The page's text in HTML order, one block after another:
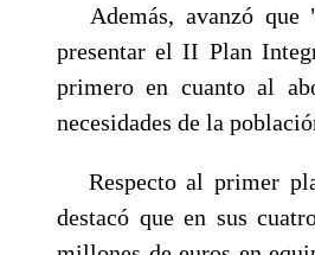
Además, avanzó que
presentar el II Plan
primero en cuanto al
necesidades de la
Respecto al primer
destacó que en sus